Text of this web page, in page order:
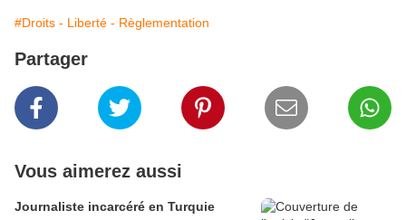
#Droits - Liberté - Règlementation
Partager
Vous aimerez aussi
Journaliste incarcéré en Turquie